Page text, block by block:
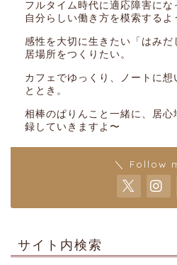
フルタイム時代に適応障害にな
自分らしい働き方を模索するよ
感性を大切に生きたい「はみ
居場所をつくりたい。
カフェでゆっくり、ノートに
ととき。
相棒のぱりんこと一緒に、居
録していきますよ〜
＼ Follow
サイト内検索